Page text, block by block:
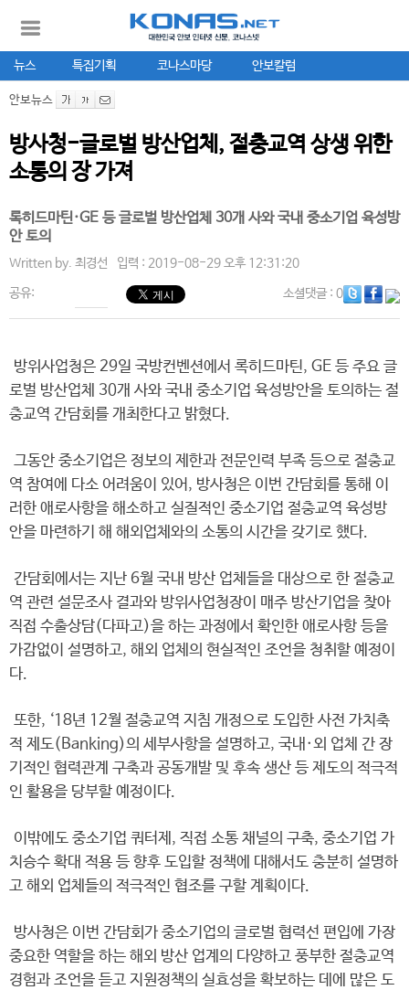
뉴스 특집기획 코나스마당 안보칼럼
안보뉴스
방사청-글로벌 방산업체, 절충교역 상생 위한
소통의 장 가져
록히드마틴·GE 등 글로벌 방산업체 30개 사와 국내 중소기업 육성방
안 토의
Written by. 최경선 입력 : 2019-08-29 오후 12:31:20
공유: 소셜댓글: 0
방위사업청은 29일 국방컨벤션에서 록히드마틴, GE 등 주요 글
로벌 방산업체 30개 사와 국내 중소기업 육성방안을 토의하는 절
충교역 간담회를 개최한다고 밝혔다.
그동안 중소기업은 정보의 제한과 전문인력 부족 등으로 절충교
역 참여에 다소 어려움이 있어, 방사청은 이번 간담회를 통해 이
러한 애로사항을 해소하고 실질적인 중소기업 절충교역 육성방
안을 마련하기 해 해외업체와의 소통의 시간을 갖기로 했다.
간담회에서는 지난 6월 국내 방산 업체들을 대상으로 한 절충교
역 관련 설문조사 결과와 방위사업청장이 매주 방산기업을 찾아
직접 수출상담(다파고)을 하는 과정에서 확인한 애로사항 등을
가감없이 설명하고, 해외 업체의 현실적인 조언을 청취할 예정이
다.
또한, ‘18년 12월 절충교역 지침 개정으로 도입한 사전 가치축
적 제도(Banking)의 세부사항을 설명하고, 국내·외 업체 간 장
기적인 협력관계 구축과 공동개발 및 후속 생산 등 제도의 적극적
인 활용을 당부할 예정이다.
이밖에도 중소기업 쿼터제, 직접 소통 채널의 구축, 중소기업 가
치승수 확대 적용 등 향후 도입할 정책에 대해서도 충분히 설명하
고 해외 업체들의 적극적인 협조를 구할 계획이다.
방사청은 이번 간담회가 중소기업의 글로벌 협력선 편입에 가장
중요한 역할을 하는 해외 방산 업계의 다양하고 풍부한 절충교역
경험과 조언을 듣고 지원정책의 실효성을 확보하는 데에 많은 도